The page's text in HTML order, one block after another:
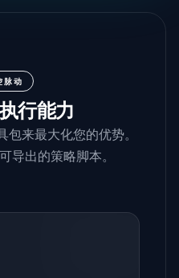
脉动
行能力
来最大化您的优势。
导出的策略脚本。